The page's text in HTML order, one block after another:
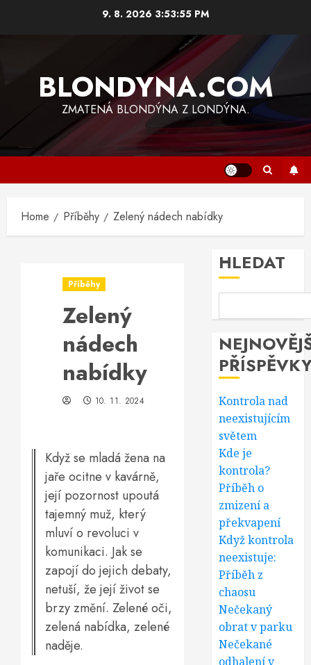
9. 8. 2026 3:53:55 PM
BLONDYNA.COM
ZMATENÁ BLONDÝNA Z LONDÝNA.
Home Příběhy Zelený nádech nabídky
Příběhy
Zelený
nádech
nabídky
10. 11. 2024
Když se mladá žena na
jaře ocitne v kavárně,
její pozornost upoutá
tajemný muž, který
mluví o revoluci v
komunikaci. Jak se
zapojí do jejich debaty,
netuší, že její život se
brzy změní. Zelené oči,
zelená nabídka, zelené
naděje.
HLEDAT
Kontrola nad
neexistujícím
světem
Kde je
kontrola?
Příběh o
zmizení a
překvapení
Když kontrola
neexistuje:
Příběh z
chaosu
Nečekaný
obrat v parku
Nečekané
odhalení v